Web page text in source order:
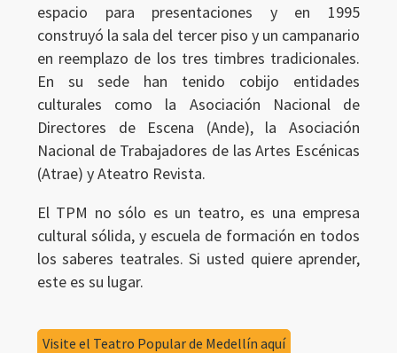
espacio para presentaciones y en 1995
construyó la sala del tercer piso y un campanario
en reemplazo de los tres timbres tradicionales.
En su sede han tenido cobijo entidades
culturales como la Asociación Nacional de
Directores de Escena (Ande), la Asociación
Nacional de Trabajadores de las Artes Escénicas
(Atrae) y Ateatro Revista.
El TPM no sólo es un teatro, es una empresa
cultural sólida, y escuela de formación en todos
los saberes teatrales. Si usted quiere aprender,
este es su lugar.
Visite el Teatro Popular de Medellín aquí
Ingresar